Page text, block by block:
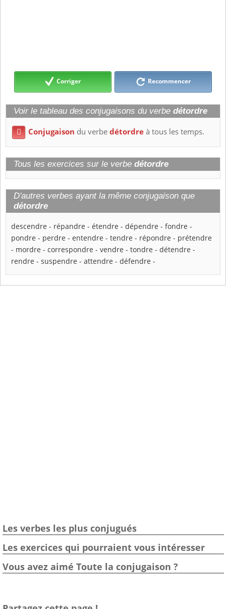
Corriger Recommencer
Voir le tableau des conjugaisons du verbe détordre
 Conjugaison du verbedétordreà tous les temps.
Tous les exercices sur le verbe détordre
D'autres verbes ayant la même conjugaison que
détordre
descendre - répandre - étendre - dépendre - fondre -
pondre - perdre - entendre - tendre - répondre - prétendre
- mordre - correspondre - vendre - tondre - détendre -
rendre - suspendre - attendre - défendre -
Les verbes les plus conjugués
Les exercices qui pourraient vous intéresser
Vous avez aimé Toute la conjugaison ?